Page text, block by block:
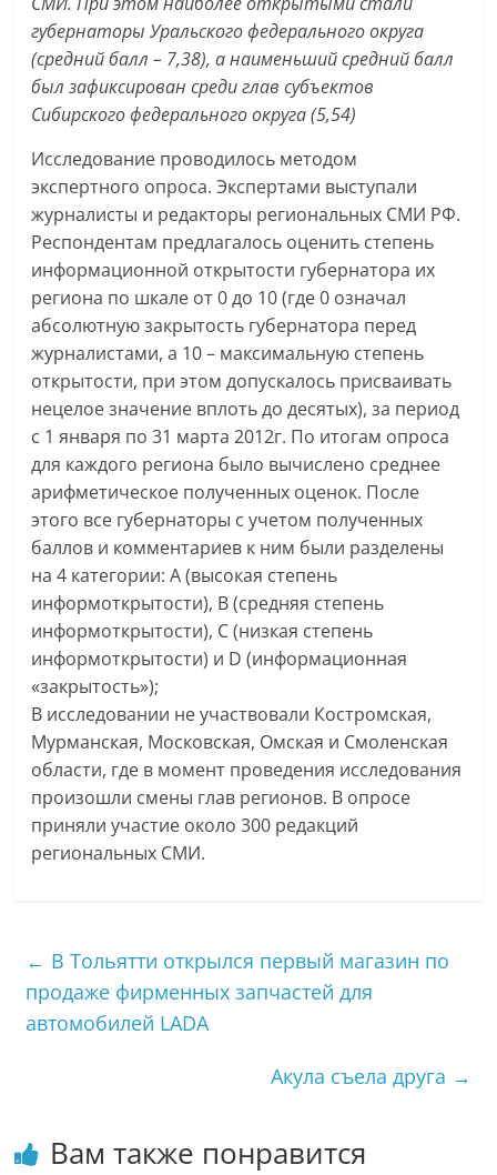
губернаторы Уральского федерального округа
(средний балл – 7,38), а наименьший средний балл
был зафиксирован среди глав субъектов
Сибирского федерального округа (5,54)
Исследование проводилось методом
экспертного опроса. Экспертами выступали
журналисты и редакторы региональных СМИ РФ.
Респондентам предлагалось оценить степень
информационной открытости губернатора их
региона по шкале от 0 до 10 (где 0 означал
абсолютную закрытость губернатора перед
журналистами, а 10 – максимальную степень
открытости, при этом допускалось присваивать
нецелое значение вплоть до десятых), за период
с 1 января по 31 марта 2012г. По итогам опроса
для каждого региона было вычислено среднее
арифметическое полученных оценок. После
этого все губернаторы с учетом полученных
баллов и комментариев к ним были разделены
на 4 категории: A (высокая степень
информоткрытости), B (средняя степень
информоткрытости), C (низкая степень
информоткрытости) и D (информационная
«закрытость»);
В исследовании не участвовали Костромская,
Мурманская, Московская, Омская и Смоленская
области, где в момент проведения исследования
произошли смены глав регионов. В опросе
приняли участие около 300 редакций
региональных СМИ.
← В Тольятти открылся первый магазин по
продаже фирменных запчастей для
автомобилей LADA
Акула съела друга →
Вам также понравится